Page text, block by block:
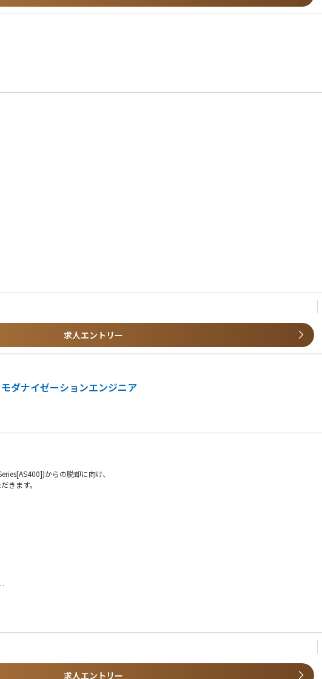
築が、DXプラットフォーム部のミッションです。
り組んでいます。
求人エントリー
ダナイゼーションエンジニア
からの脱却に向け、
きます。
ント化
IT基盤のクラウド・オープン技術移行を通じて、
求人エントリー